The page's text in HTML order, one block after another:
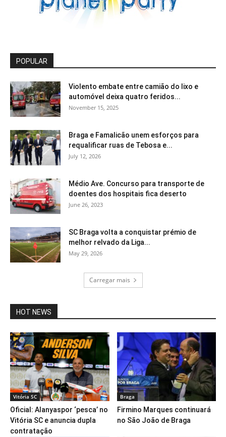
POPULAR
Violento embate entre camião do lixo e
automóvel deixa quatro feridos...
November 15, 2025
Braga e Famalicão unem esforços para
requalificar ruas de Tebosa e...
July 12, 2026
Médio Ave. Concurso para transporte de
doentes dos hospitais fica deserto
June 26, 2023
SC Braga volta a conquistar prémio de
melhor relvado da Liga...
May 29, 2026
Carregar mais
HOT NEWS
Vitória SC
Oficial: Alanyaspor ‘pesca’ no
Vitória SC e anuncia dupla
contratação
Braga
Firmino Marques continuará
no São João de Braga